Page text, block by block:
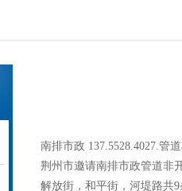
南排市政 137.5528.4027.管
荆州市邀请南排市政管道非
解放街，和平街，河堤路共